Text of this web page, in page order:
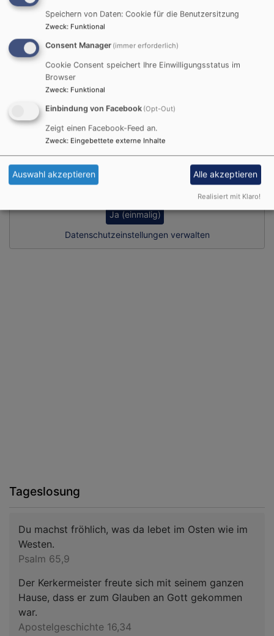
So, 6.9. 15:30-16:45 Uhr
Schloss- und Kirchenführung auf dem Schwanberg
Sr. Dorothea Krauß CCR
Rödelsee Treffpunkt am Brunnen vor der St. Michaelskirche
Alle Veranstaltungen
Facebook Widget
Ja (einmalig)
Datenschutzeinstellungen verwalten
Tageslosung
Du machst fröhlich, was da lebet im Osten wie im
Westen.
Psalm 65,9
Der Kerkermeister freute sich mit seinem ganzen
Hause, dass er zum Glauben an Gott gekommen
war.
Apostelgeschichte 16,34
Speichern von Daten: Cookie für die Benutzersitzung
Zweck: Funktional
Consent Manager (immer erforderlich)
Cookie Consent speichert Ihre Einwilligungsstatus im
Browser
Zweck: Funktional
Einbindung von Facebook (Opt-Out)
Zeigt einen Facebook-Feed an.
Zweck: Eingebettete externe Inhalte
Auswahl akzeptieren Alle akzeptieren
Realisiert mit Klaro!